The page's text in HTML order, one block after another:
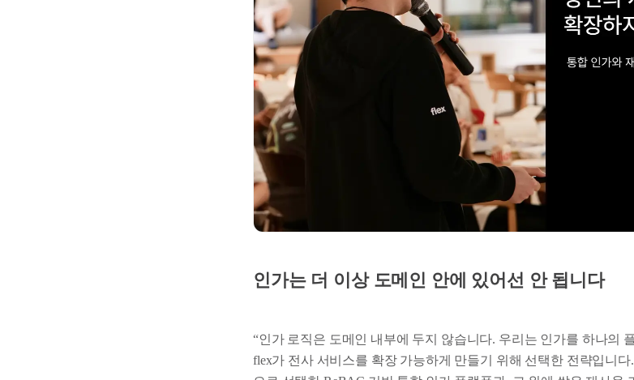
인가는 더 이상 도메인 안에 있어선 안 됩니다
“인가 로직은 도메인 내부에 두지 않습니다. 우리는 인가를 하나의
flex가 전사 서비스를 확장 가능하게 만들기 위해 선택한 전략입니